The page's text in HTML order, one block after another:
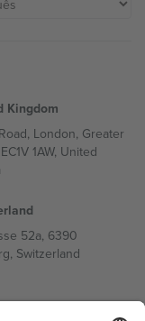
Kingdom
London, Greater
1AW, United
52a, 6390
Switzerland